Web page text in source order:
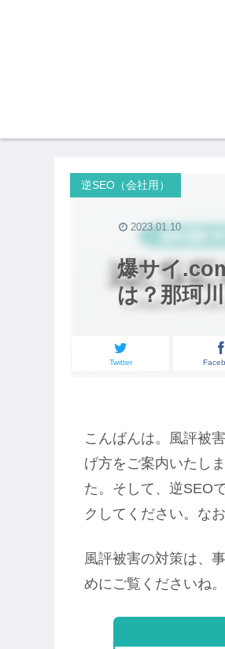
爆サイ
は？那珂
逆SEO（会社用）
Twitter
2023.01.10
こんばんは。風評被
げ方をご案内いたし
た。そして、逆SEO
クしてください。な
風評被害の対策は、
めにご覧くださいね。